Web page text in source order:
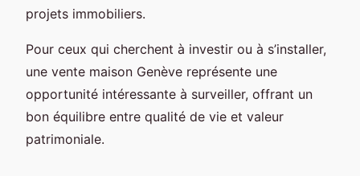
projets immobiliers.
Pour ceux qui cherchent à investir ou à s’installer,
une vente maison Genève représente une
opportunité intéressante à surveiller, offrant un
bon équilibre entre qualité de vie et valeur
patrimoniale.